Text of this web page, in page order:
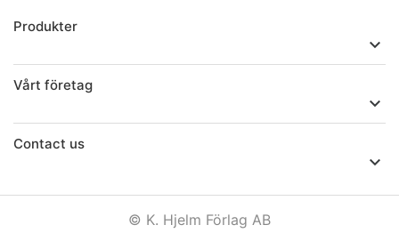
Produkter

Vårt företag

Contact us

© K. Hjelm Förlag AB